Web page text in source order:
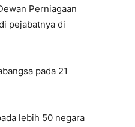
Perniagaan
pejabatnya di
pada 21
lebih 50 negara